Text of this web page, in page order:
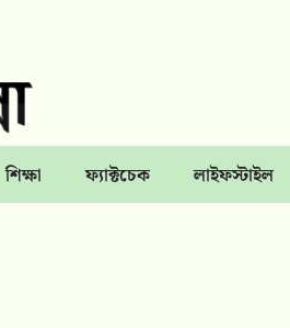
শিক্ষা ফ্যাক্টচেক লাইফস্টাইল